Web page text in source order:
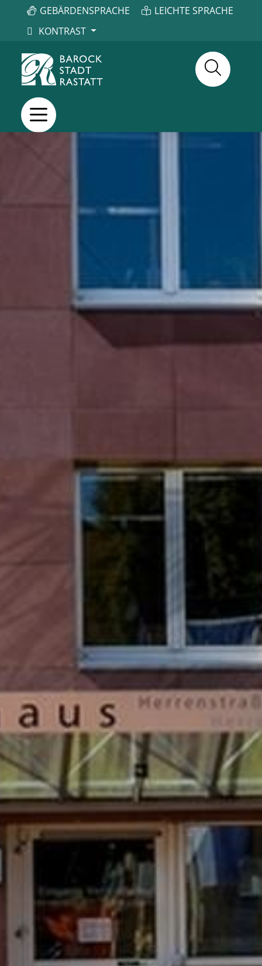
GEBÄRDENSPRACHE
LEICHTE SPRACHE
KONTRAST